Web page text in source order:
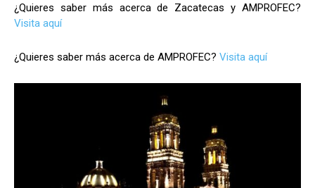
¿Quieres saber más acerca de Zacatecas y AMPROFEC?
Visita aquí
¿Quieres saber más acerca de AMPROFEC? Visita aquí